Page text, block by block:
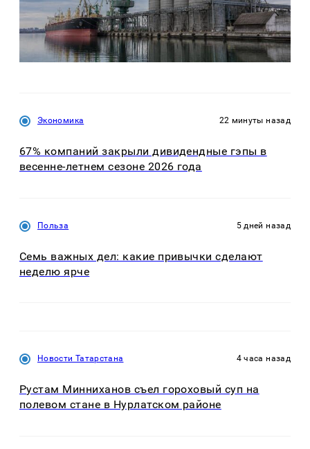
Экономика 22 минуты назад
67% компаний закрыли дивидендные гэпы в
весенне-летнем сезоне 2026 года
Польза 5 дней назад
Семь важных дел: какие привычки сделают
неделю ярче
Новости Татарстана 4 часа назад
Рустам Минниханов съел гороховый суп на
полевом стане в Нурлатском районе